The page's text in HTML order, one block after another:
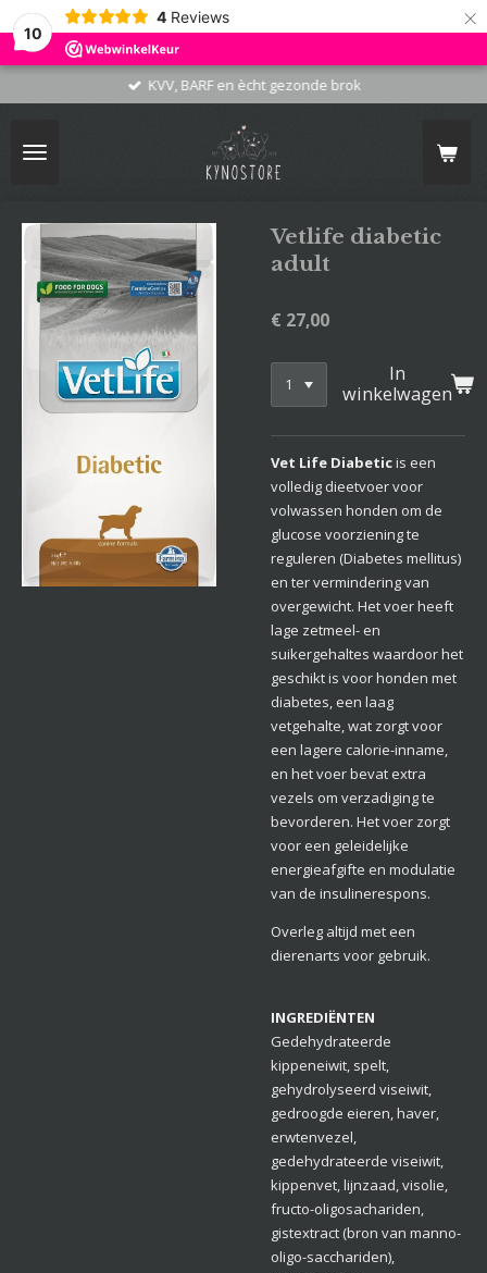
10
4 Reviews ×
KVV, BARF en ècht gezonde brok
Vetlife diabetic
adult
€ 27,00
In
winkelwagen
Vet Life Diabeticis een
volledig dieetvoer voor
volwassen honden om de
glucose voorziening te
reguleren (Diabetes mellitus)
en ter vermindering van
overgewicht. Het voer heeft
lage zetmeel- en
suikergehaltes waardoor het
geschikt is voor honden met
diabetes, een laag
vetgehalte, wat zorgt voor
een lagere calorie-inname,
en het voer bevat extra
vezels om verzadiging te
bevorderen. Het voer zorgt
voor een geleidelijke
energieafgifte en modulatie
van de insulinerespons.
Overleg altijd met een
dierenarts voor gebruik.
INGREDIËNTEN
Gedehydrateerde
kippeneiwit, spelt,
gehydrolyseerd viseiwit,
gedroogde eieren, haver,
erwtenvezel,
gedehydrateerde viseiwit,
kippenvet, lijnzaad, visolie,
fructo-oligosachariden,
gistextract (bron van manno-
oligo-sacchariden),